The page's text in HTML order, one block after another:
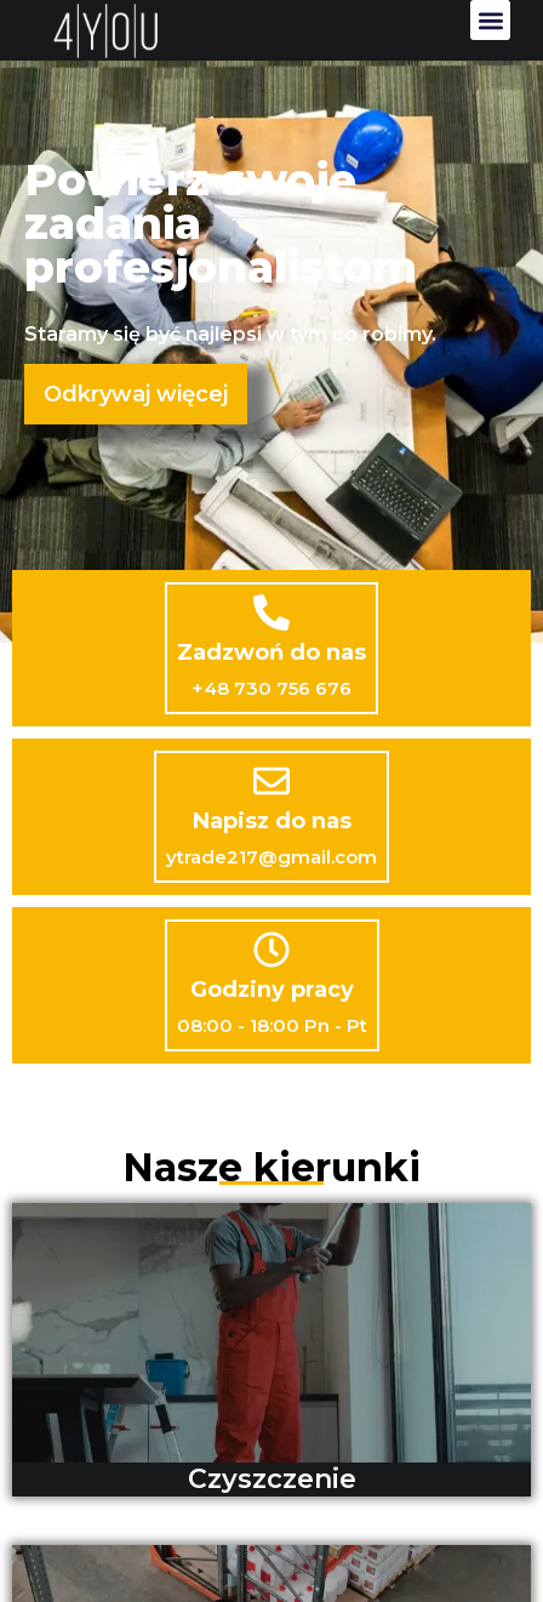
Powierz swoje
zadania
profesjonalistom
Staramy się być najlepsi w tym co robimy.
Odkrywaj więcej
Zadzwoń do nas
+48 730 756 676
Napisz do nas
ytrade217@gmail.com
Godziny pracy
08:00 - 18:00 Pn - Pt
Nasze kierunki
Czyszczenie